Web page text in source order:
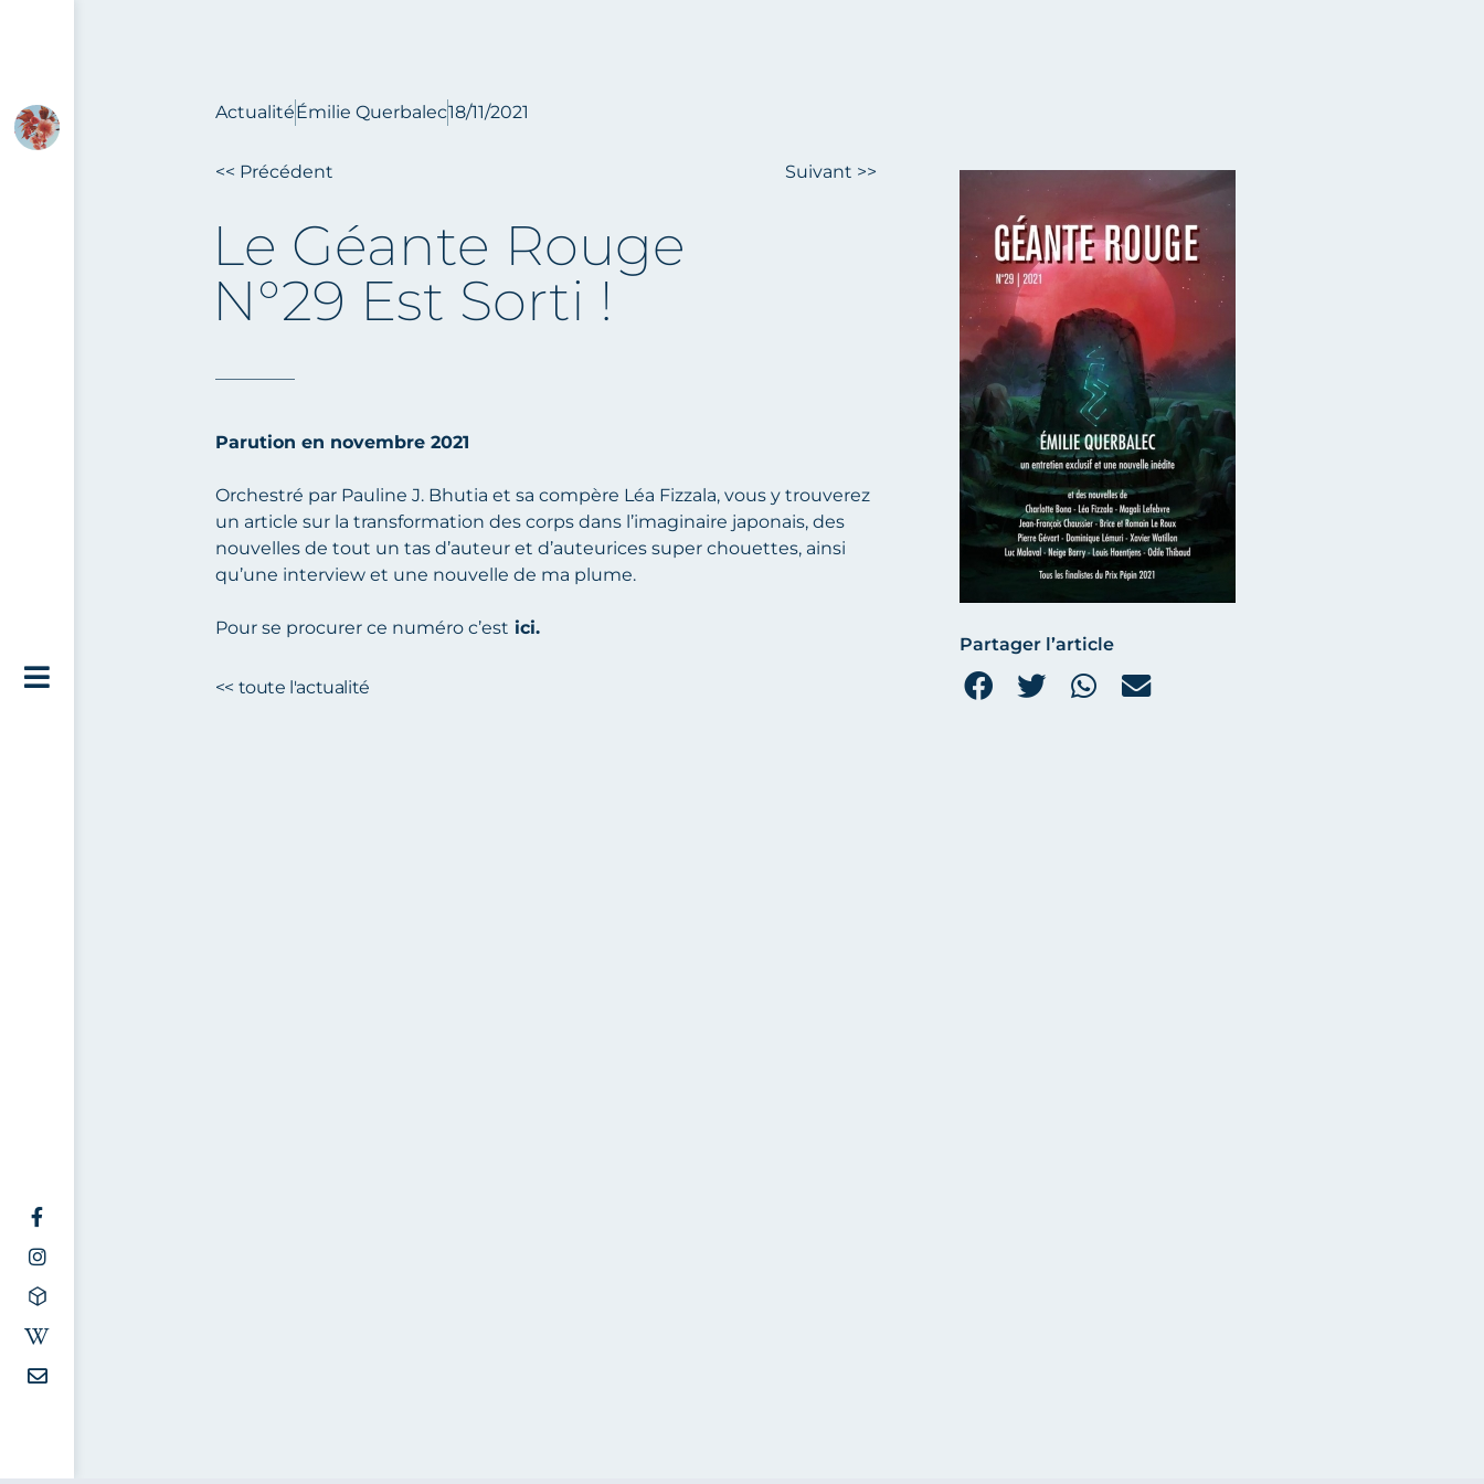
ActualitéÉmilie Querbalec18/11/2021
<< Précédent Suivant >>
Le Géante Rouge
N°29 Est Sorti !
Parution en novembre 2021
Orchestré par Pauline J. Bhutia et sa compère Léa Fizzala, vous y trouverez
un article sur la transformation des corps dans l’imaginaire japonais, des
nouvelles de tout un tas d’auteur et d’auteurices super chouettes, ainsi
qu’une interview et une nouvelle de ma plume.
Pour se procurer ce numéro c’est ici.
<< toute l'actualité
Partager l’article